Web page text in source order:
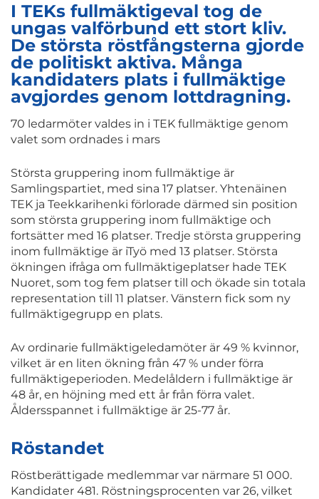
I TEKs fullmäktigeval tog de
ungas valförbund ett stort kliv.
De största röstfångsterna gjorde
de politiskt aktiva. Många
kandidaters plats i fullmäktige
avgjordes genom lottdragning.
70 ledarmöter valdes in i TEK fullmäktige genom
valet som ordnades i mars
Största gruppering inom fullmäktige är
Samlingspartiet, med sina 17 platser. Yhtenäinen
TEK ja Teekkarihenki förlorade därmed sin position
som största gruppering inom fullmäktige och
fortsätter med 16 platser. Tredje största gruppering
inom fullmäktige är iTyö med 13 platser. Största
ökningen ifråga om fullmäktigeplatser hade TEK
Nuoret, som tog fem platser till och ökade sin totala
representation till 11 platser. Vänstern fick som ny
fullmäktigegrupp en plats.
Av ordinarie fullmäktigeledamöter är 49 % kvinnor,
vilket är en liten ökning från 47 % under förra
fullmäktigeperioden. Medelåldern i fullmäktige är
48 år, en höjning med ett år från förra valet.
Åldersspannet i fullmäktige är 25-77 år.
Röstandet
Röstberättigade medlemmar var närmare 51 000.
Kandidater 481. Röstningsprocenten var 26, vilket